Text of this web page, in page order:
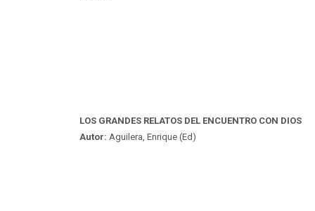
LOS GRANDES RELATOS DEL ENCUENTRO CON DIOS
Autor: Aguilera, Enrique (Ed)